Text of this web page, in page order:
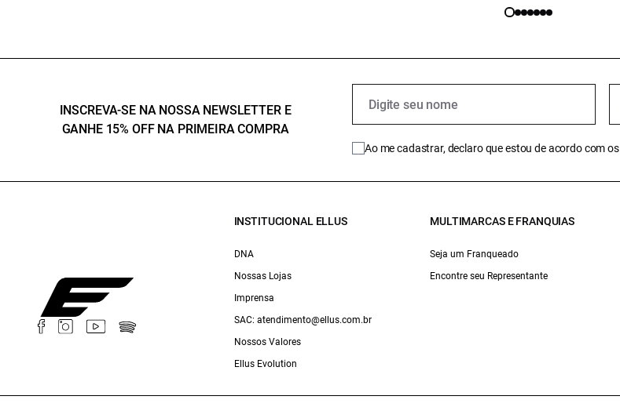
INSCREVA-SE NA NOSSA NEWSLETTER E
GANHE 15% OFF NA PRIMEIRA COMPRA
Ao me cadastrar, declaro que estou de acordo com os
INSTITUCIONAL ELLUS
DNA
Nossas Lojas
Imprensa
SAC: atendimento@ellus.com.br
Nossos Valores
Ellus Evolution
MULTIMARCAS E FRANQUIAS
Seja um Franqueado
Encontre seu Representante